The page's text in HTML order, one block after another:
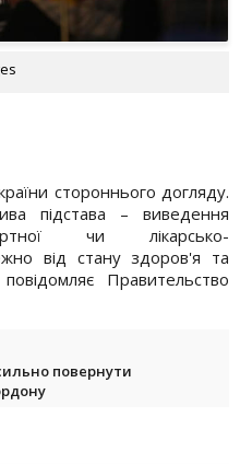
стороннього догляду.
підстава – виведення
чи лікарсько-
від стану здоров'я та
Правительство
повернути